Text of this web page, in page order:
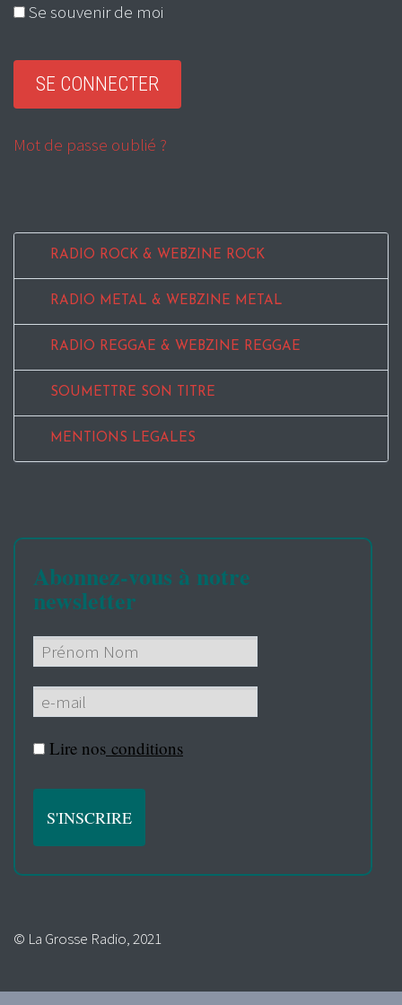
Se souvenir de moi
Mot de passe oublié ?
RADIO ROCK & WEBZINE ROCK
RADIO METAL & WEBZINE METAL
RADIO REGGAE & WEBZINE REGGAE
SOUMETTRE SON TITRE
MENTIONS LEGALES
Abonnez-vous à notre
newsletter
Lire nos conditions
© La Grosse Radio, 2021